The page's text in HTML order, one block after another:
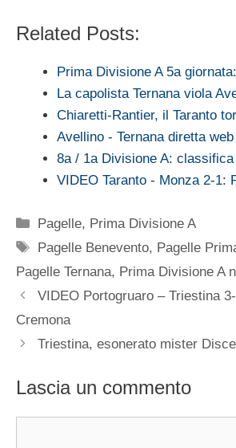
Related Posts:
Prima Divisione A 5a
La capolista Ternana viola
Chiaretti-Rantier, il Taranto
Avellino - Ternana diretta
8a / 1a Divisione A:
VIDEO Taranto - Monza 2-1:
Categorie
Pagelle, Prima Divisione A
Tag
Pagelle Benevento, Pagelle
Pagelle Ternana, Prima Divisione A
VIDEO Portogruaro – Triestina
Cremona
Triestina, esonerato mister
Lascia un commento